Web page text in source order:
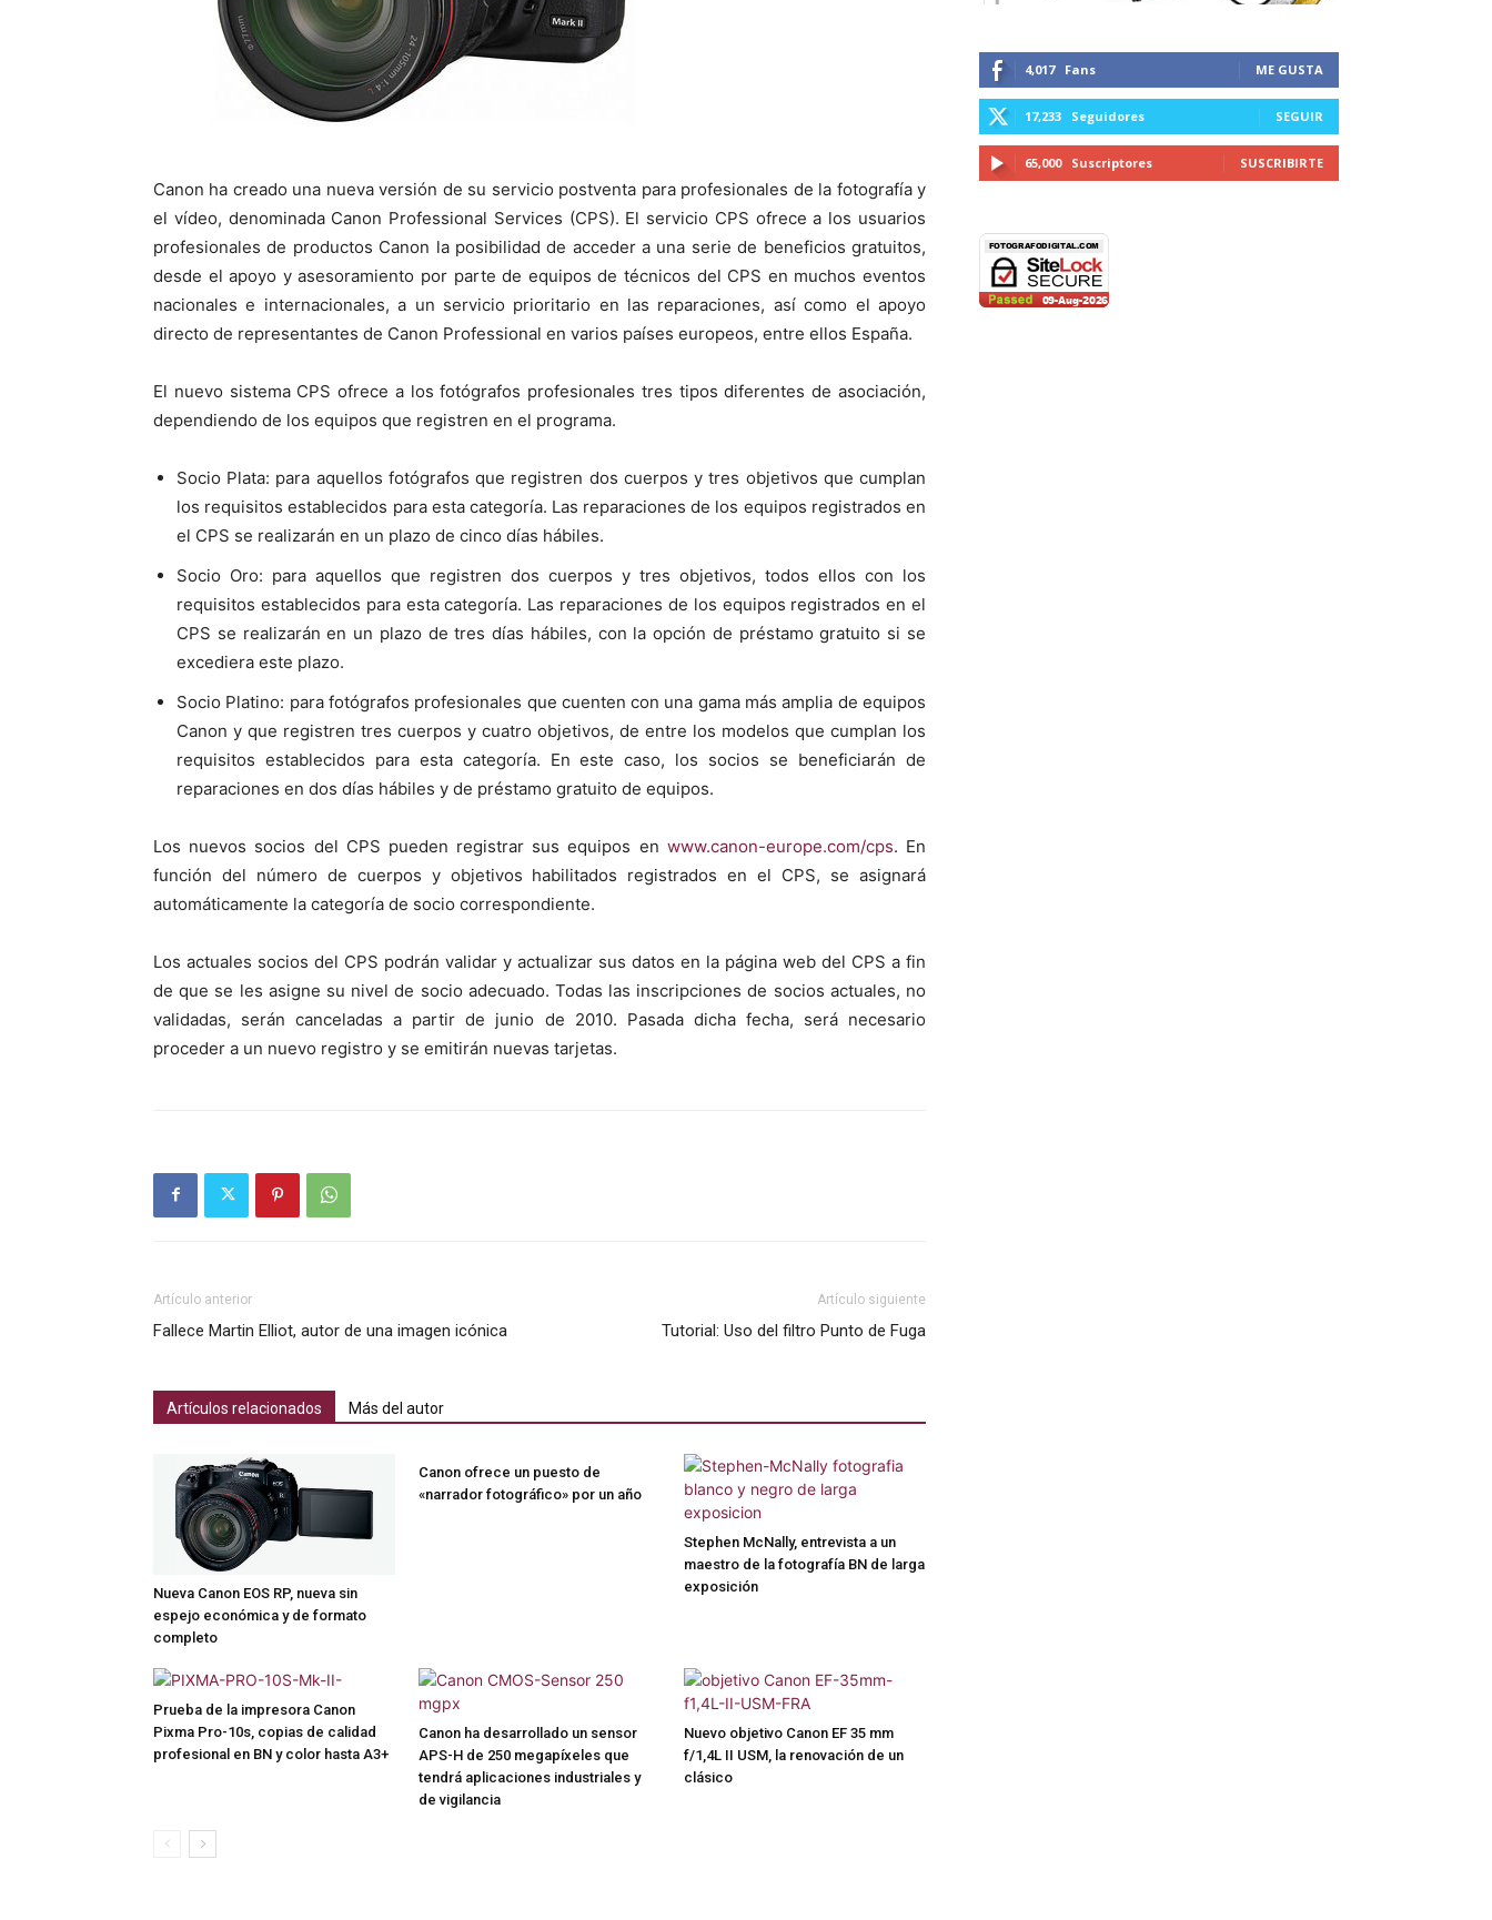
Canon ha creado una nueva versión de su servicio postventa para profesionales de la fotografía y
el vídeo, denominada Canon Professional Services (CPS). El servicio CPS ofrece a los usuarios
profesionales de productos Canon la posibilidad de acceder a una serie de beneficios gratuitos,
desde el apoyo y asesoramiento por parte de equipos de técnicos del CPS en muchos eventos
nacionales e internacionales, a un servicio prioritario en las reparaciones, así como el apoyo
directo de representantes de Canon Professional en varios países europeos, entre ellos España.
El nuevo sistema CPS ofrece a los fotógrafos profesionales tres tipos diferentes de asociación,
dependiendo de los equipos que registren en el programa.
Socio Plata: para aquellos fotógrafos que registren dos cuerpos y tres objetivos que cumplan
los requisitos establecidos para esta categoría. Las reparaciones de los equipos registrados en
el CPS se realizarán en un plazo de cinco días hábiles.
Socio Oro: para aquellos que registren dos cuerpos y tres objetivos, todos ellos con los
requisitos establecidos para esta categoría. Las reparaciones de los equipos registrados en el
CPS se realizarán en un plazo de tres días hábiles, con la opción de préstamo gratuito si se
excediera este plazo.
Socio Platino: para fotógrafos profesionales que cuenten con una gama más amplia de equipos
Canon y que registren tres cuerpos y cuatro objetivos, de entre los modelos que cumplan los
requisitos establecidos para esta categoría. En este caso, los socios se beneficiarán de
reparaciones en dos días hábiles y de préstamo gratuito de equipos.
Los nuevos socios del CPS pueden registrar sus equipos en www.canon-europe.com/cps. En
función del número de cuerpos y objetivos habilitados registrados en el CPS, se asignará
automáticamente la categoría de socio correspondiente.
Los actuales socios del CPS podrán validar y actualizar sus datos en la página web del CPS a fin
de que se les asigne su nivel de socio adecuado. Todas las inscripciones de socios actuales, no
validadas, serán canceladas a partir de junio de 2010. Pasada dicha fecha, será necesario
proceder a un nuevo registro y se emitirán nuevas tarjetas.
Artículo anterior
Fallece Martin Elliot, autor de una imagen icónica
Artículo siguiente
Tutorial: Uso del filtro Punto de Fuga
Artículos relacionados Más del autor
Nueva Canon EOS RP, nueva sin
espejo económica y de formato
completo
Canon ofrece un puesto de
«narrador fotográfico» por un año
Stephen McNally, entrevista a un
maestro de la fotografía BN de larga
exposición
Prueba de la impresora Canon
Pixma Pro-10s, copias de calidad
profesional en BN y color hasta A3+
Canon ha desarrollado un sensor
APS-H de 250 megapíxeles que
tendrá aplicaciones industriales y
de vigilancia
Nuevo objetivo Canon EF 35 mm
f/1,4L II USM, la renovación de un
clásico
4,017 Fans ME GUSTA
17,233 Seguidores SEGUIR
65,000 Suscriptores SUSCRIBIRTE